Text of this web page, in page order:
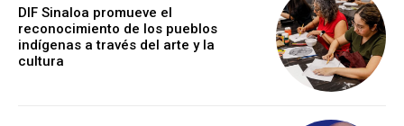
DIF Sinaloa promueve el
reconocimiento de los pueblos
indígenas a través del arte y la
cultura